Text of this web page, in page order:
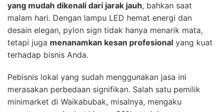
yang mudah dikenali dari jarak jauh, bahkan saat
malam hari. Dengan lampu LED hemat energi dan
desain elegan, pylon sign tidak hanya menarik mata,
tetapi juga menanamkan kesan profesional yang kuat
terhadap bisnis Anda.
Pebisnis lokal yang sudah menggunakan jasa ini
merasakan perbedaan signifikan. Salah satu pemilik
minimarket di Waikabubak, misalnya, mengaku